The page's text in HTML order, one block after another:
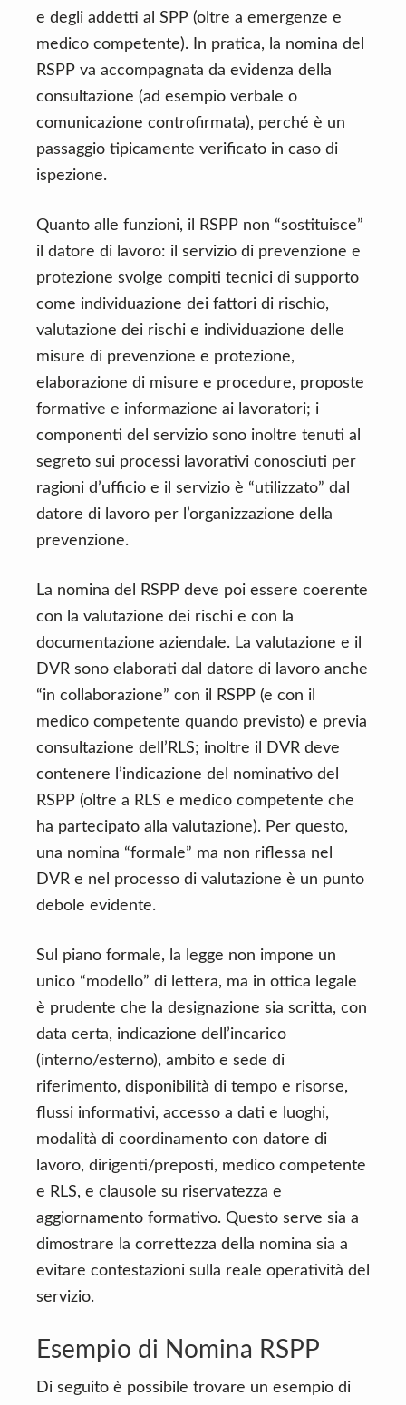
e degli addetti al SPP (oltre a emergenze e
medico competente). In pratica, la nomina del
RSPP va accompagnata da evidenza della
consultazione (ad esempio verbale o
comunicazione controfirmata), perché è un
passaggio tipicamente verificato in caso di
ispezione.
Quanto alle funzioni, il RSPP non “sostituisce”
il datore di lavoro: il servizio di prevenzione e
protezione svolge compiti tecnici di supporto
come individuazione dei fattori di rischio,
valutazione dei rischi e individuazione delle
misure di prevenzione e protezione,
elaborazione di misure e procedure, proposte
formative e informazione ai lavoratori; i
componenti del servizio sono inoltre tenuti al
segreto sui processi lavorativi conosciuti per
ragioni d’ufficio e il servizio è “utilizzato” dal
datore di lavoro per l’organizzazione della
prevenzione.
La nomina del RSPP deve poi essere coerente
con la valutazione dei rischi e con la
documentazione aziendale. La valutazione e il
DVR sono elaborati dal datore di lavoro anche
“in collaborazione” con il RSPP (e con il
medico competente quando previsto) e previa
consultazione dell’RLS; inoltre il DVR deve
contenere l’indicazione del nominativo del
RSPP (oltre a RLS e medico competente che
ha partecipato alla valutazione). Per questo,
una nomina “formale” ma non riflessa nel
DVR e nel processo di valutazione è un punto
debole evidente.
Sul piano formale, la legge non impone un
unico “modello” di lettera, ma in ottica legale
è prudente che la designazione sia scritta, con
data certa, indicazione dell’incarico
(interno/esterno), ambito e sede di
riferimento, disponibilità di tempo e risorse,
flussi informativi, accesso a dati e luoghi,
modalità di coordinamento con datore di
lavoro, dirigenti/preposti, medico competente
e RLS, e clausole su riservatezza e
aggiornamento formativo. Questo serve sia a
dimostrare la correttezza della nomina sia a
evitare contestazioni sulla reale operatività del
servizio.
Esempio di Nomina RSPP
Di seguito è possibile trovare un esempio di